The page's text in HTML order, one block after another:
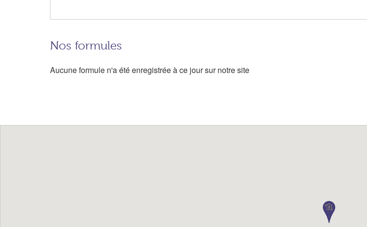
Nos formules
Aucune formule n'a été enregistrée à ce jour sur notre site